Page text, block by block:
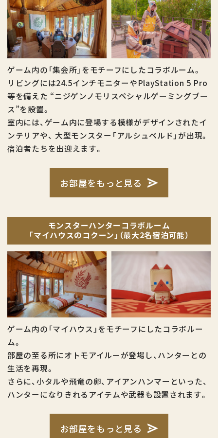
ゲーム内の「集会所」をモチーフにしたコラボルーム。
リビングには24.5インチモニターやPlayStation 5 Pro
等を備えた “ニジゲンノモリスペシャルゲーミングブー
ス”を設置。
室内には、ゲーム内に登場する模様がデザインされたイ
ンテリアや、 大型モンスター「アルシュベルド」が出現。
宿泊者たちを出迎えます。
お部屋をもっと見る
モンスターハンターコラボルーム
「マイハウスのコクーン」（最大2名宿泊可能）
ゲーム内の「マイハウス」をモチーフにしたコラボルー
ム。
部屋の至る所にオトモアイルーが登場し、ハンターとの
生活を再現。
さらに、小タルや飛竜の卵、アイアンハンマーといった、
ハンターになりきれるアイテムや武器も設置されます。
お部屋をもっと見る